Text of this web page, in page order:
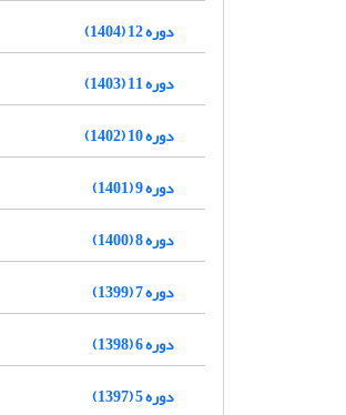
دوره 12 (1404)
دوره 11 (1403)
دوره 10 (1402)
دوره 9 (1401)
دوره 8 (1400)
دوره 7 (1399)
دوره 6 (1398)
دوره 5 (1397)